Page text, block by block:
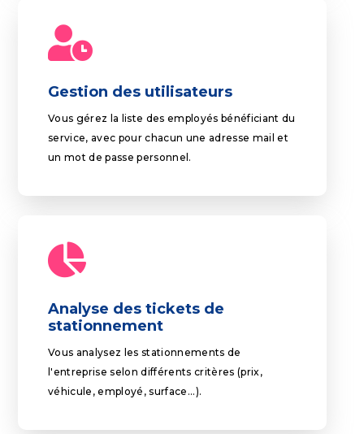
Gestion des utilisateurs
Vous gérez la liste des employés bénéficiant du
service, avec pour chacun une adresse mail et
un mot de passe personnel.
Analyse des tickets de
stationnement
Vous analysez les stationnements de
l'entreprise selon différents critères (prix,
véhicule, employé, surface...).